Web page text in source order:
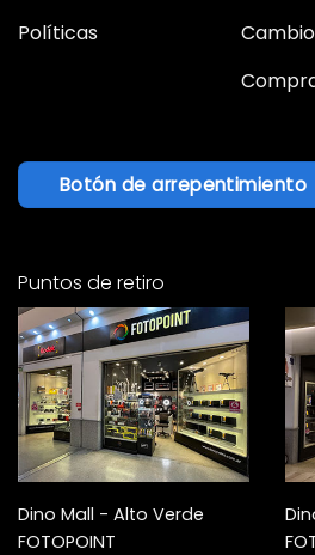
Políticas
Botón de arrepentimiento
Puntos de retiro
Dino Mall - Alto Verde
FOTOPOINT